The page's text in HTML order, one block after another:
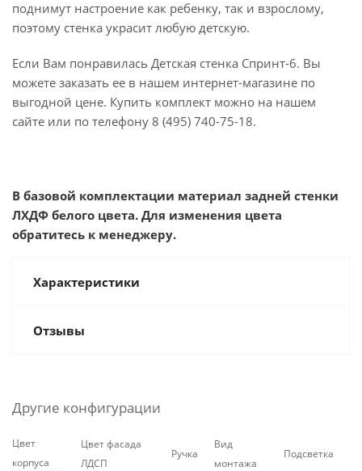
поднимут настроение как ребенку, так и взрослому,
поэтому стенка украсит любую детскую.
Если Вам понравилась Детская стенка Спринт-6. Вы
можете заказать ее в нашем интернет-магазине по
выгодной цене. Купить комплект можно на нашем
сайте или по телефону 8 (495) 740-75-18.
В базовой комплектации материал задней стенки
ЛХДФ белого цвета. Для изменения цвета
обратитесь к менеджеру.
Характеристики
Отзывы
Другие конфигурации
Цвет
корпуса
Цвет фасада
ЛДСП
Ручка
Вид
монтажа
Подсветка